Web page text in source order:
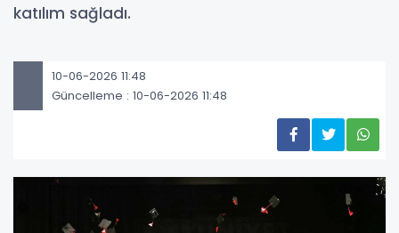
katılım sağladı.
10-06-2026 11:48
Güncelleme : 10-06-2026 11:48